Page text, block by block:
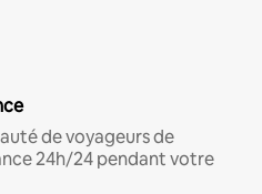
de voyageurs de
24h/24 pendant votre